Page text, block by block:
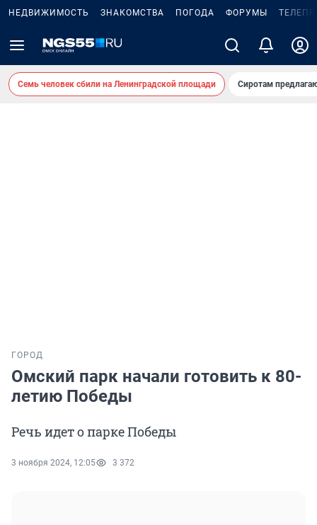
НЕДВИЖИМОСТЬ ЗНАКОМСТВА ПОГОДА ФОРУМЫ
Семь человек сбили на Ленинградской площади Сиротам
ГОРОД
Омский парк начали готовить к 80-
летию Победы
Речь идет о парке Победы
3 ноября 2024, 12:05 3 372